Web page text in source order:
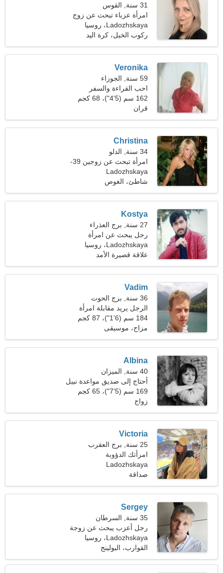
31 سنة, القوس
امرأة عزباء تبحث عن زوج
32-41
Ladozhskaya، روسيا
ركوب الخيل، كرة اليد
Veronika
59 سنة, الجوزاء
احب القراءة والسفر
162 سم (5'4")، 68 كجم
(149 رطلا)
قران
Christina
34 سنة, الدلو
امرأة تبحث عن زوجين 39-
43
Ladozhskaya
شاطئ، الغوص
Kostya
27 سنة, برج العذراء
رجل يبحث عن امرأة
Ladozhskaya، روسيا
علاقة قصيرة الأمد
Vadim
36 سنة, برج الحوت
الرجل يريد مقابلة امرأة
184 سم (6'1")، 87 كجم
(191 رطلا)
مزاح، موسيقى
Albina
40 سنة, الميزان
أحتاج إلى صديق مواعدة نبيل
169 سم (5'7")، 65 كجم
(143 رطلا)زواج
Victoria
25 سنة, برج العقرب
امرأتك الدؤوبة
Ladozhskaya
صداقة
Sergey
35 سنة, السرطان
رجل أعزب يبحث عن زوجة
25-30
Ladozhskaya، روسيا
القوارب، البولينج